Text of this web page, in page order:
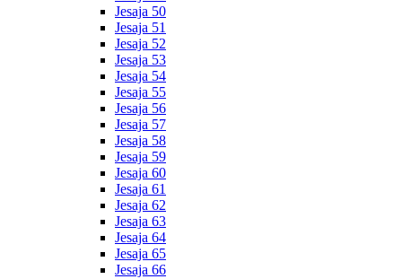
Jesaja 50
Jesaja 51
Jesaja 52
Jesaja 53
Jesaja 54
Jesaja 55
Jesaja 56
Jesaja 57
Jesaja 58
Jesaja 59
Jesaja 60
Jesaja 61
Jesaja 62
Jesaja 63
Jesaja 64
Jesaja 65
Jesaja 66